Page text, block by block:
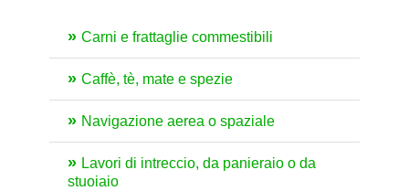
Carni e frattaglie commestibili
Caffè, tè, mate e spezie
Navigazione aerea o spaziale
Lavori di intreccio, da panieraio o da
stuoiaio